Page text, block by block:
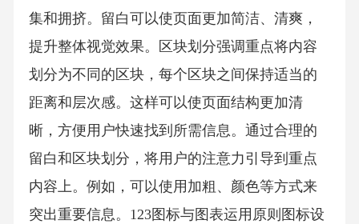
集和拥挤。留白可以使页面更加简洁、清爽，
提升整体视觉效果。区块划分强调重点将内容
划分为不同的区块，每个区块之间保持适当的
距离和层次感。这样可以使页面结构更加清
晰，方便用户快速找到所需信息。通过合理的
留白和区块划分，将用户的注意力引导到重点
内容上。例如，可以使用加粗、颜色等方式来
突出重要信息。123图标与图表运用原则图标设